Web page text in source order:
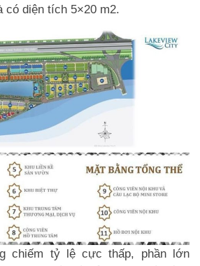
có diện tích 5×20 m2.
chiếm tỷ lệ cực thấp, phần lớn